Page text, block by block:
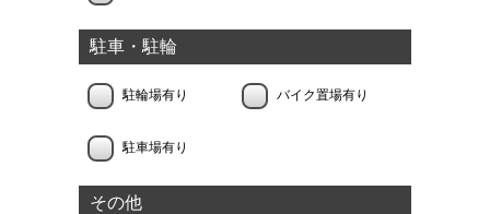
駐車・駐輪
駐輪場有り バイク置場有り
駐車場有り
その他